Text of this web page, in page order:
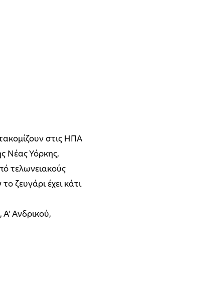
στις ΗΠΑ
Νέας Υόρκης,
τελωνειακούς
ζευγάρι έχει κάτι
Ανδρικού,